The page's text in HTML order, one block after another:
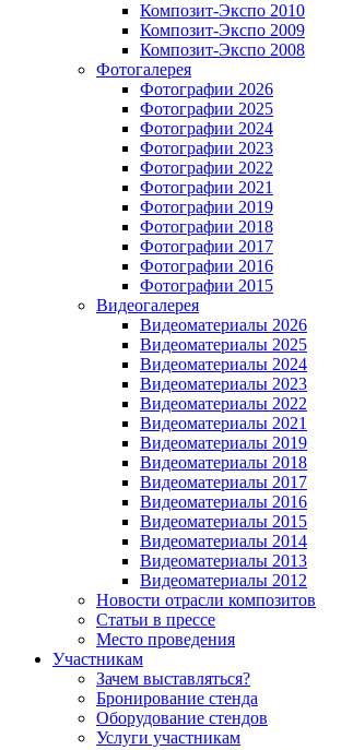
Композит-Экспо 2010
Композит-Экспо 2009
Композит-Экспо 2008
Фотогалерея
Фотографии 2026
Фотографии 2025
Фотографии 2024
Фотографии 2023
Фотографии 2022
Фотографии 2021
Фотографии 2019
Фотографии 2018
Фотографии 2017
Фотографии 2016
Фотографии 2015
Видеогалерея
Видеоматериалы 2026
Видеоматериалы 2025
Видеоматериалы 2024
Видеоматериалы 2023
Видеоматериалы 2022
Видеоматериалы 2021
Видеоматериалы 2019
Видеоматериалы 2018
Видеоматериалы 2017
Видеоматериалы 2016
Видеоматериалы 2015
Видеоматериалы 2014
Видеоматериалы 2013
Видеоматериалы 2012
Новости отрасли композитов
Статьи в прессе
Место проведения
Участникам
Зачем выставляться?
Бронирование стенда
Оборудование стендов
Услуги участникам